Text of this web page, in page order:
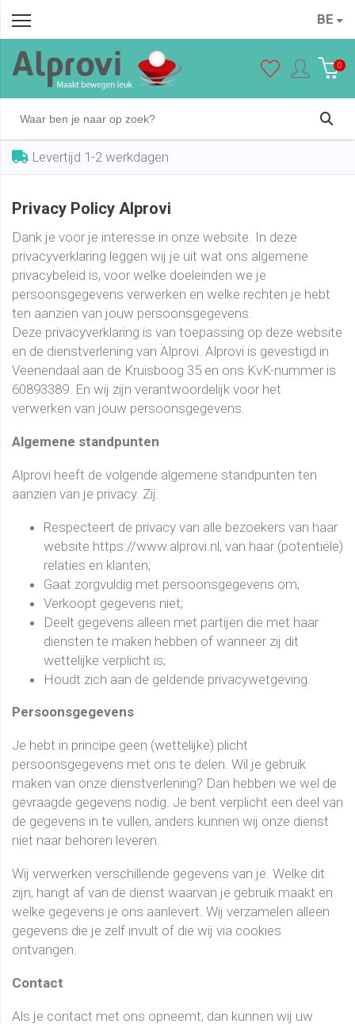
BE
0
Levertijd 1-2 werkdagen
Privacy Policy Alprovi
Dank je voor je interesse in onze website. In deze
privacyverklaring leggen wij je uit wat ons algemene
privacybeleid is, voor welke doeleinden we je
persoonsgegevens verwerken en welke rechten je hebt
ten aanzien van jouw persoonsgegevens.
Deze privacyverklaring is van toepassing op deze website
en de dienstverlening van Alprovi. Alprovi is gevestigd in
Veenendaal aan de Kruisboog 35 en ons KvK-nummer is
60893389. En wij zijn verantwoordelijk voor het
verwerken van jouw persoonsgegevens.
Algemene standpunten
Alprovi heeft de volgende algemene standpunten ten
aanzien van je privacy. Zij:
Respecteert de privacy van alle bezoekers van haar
website https://www.alprovi.nl, van haar (potentiële)
relaties en klanten;
Gaat zorgvuldig met persoonsgegevens om;
Verkoopt gegevens niet;
Deelt gegevens alleen met partijen die met haar
diensten te maken hebben of wanneer zij dit
wettelijke verplicht is;
Houdt zich aan de geldende privacywetgeving.
Persoonsgegevens
Je hebt in principe geen (wettelijke) plicht
persoonsgegevens met ons te delen. Wil je gebruik
maken van onze dienstverlening? Dan hebben we wel de
gevraagde gegevens nodig. Je bent verplicht een deel van
de gegevens in te vullen, anders kunnen wij onze dienst
niet naar behoren leveren.
Wij verwerken verschillende gegevens van je. Welke dit
zijn, hangt af van de dienst waarvan je gebruik maakt en
welke gegevens je ons aanlevert. Wij verzamelen alleen
gegevens die je zelf invult of die wij via cookies
ontvangen.
Contact
Als je contact met ons opneemt, dan kunnen wij uw